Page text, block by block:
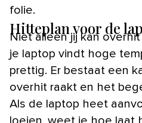
folie.
Hitteplan voor de
Niet alleen jij kan
je laptop vindt hoge
prettig. Er bestaat een
overhit raakt en het
Als de laptop heet
loeien, weet je hoe laat